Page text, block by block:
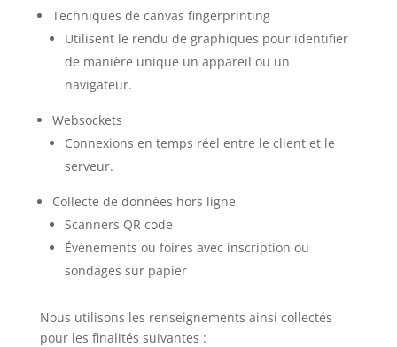
Techniques de canvas fingerprinting
Utilisent le rendu de graphiques pour identifier
de manière unique un appareil ou un
navigateur.
Websockets
Connexions en temps réel entre le client et le
serveur.
Collecte de données hors ligne
Scanners QR code
Événements ou foires avec inscription ou
sondages sur papier
Nous utilisons les renseignements ainsi collectés
pour les finalités suivantes :